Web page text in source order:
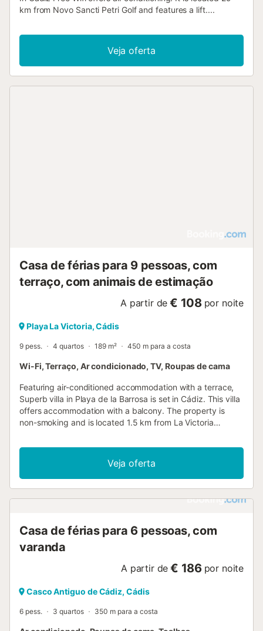
km from Novo Sancti Petri Golf and features a lift....
Veja oferta
Casa de férias para 9 pessoas, com
terraço, com animais de estimação
A partir de € 108 por noite
Playa La Victoria, Cádis
9 pess. 4 quartos 189 m² 450 m para a costa
Wi-Fi, Terraço, Ar condicionado, TV, Roupas de cama
Featuring air-conditioned accommodation with a terrace,
Superb villa in Playa de la Barrosa is set in Cádiz. This villa
offers accommodation with a balcony. The property is
non-smoking and is located 1.5 km from La Victoria
Veja oferta
Casa de férias para 6 pessoas, com
varanda
A partir de € 186 por noite
Casco Antiguo de Cádiz, Cádis
6 pess. 3 quartos 350 m para a costa